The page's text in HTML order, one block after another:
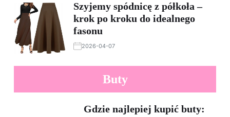
Szyjemy spódnicę z półkoła –
krok po kroku do idealnego
fasonu
2026-04-07
Buty
Gdzie najlepiej kupić buty: